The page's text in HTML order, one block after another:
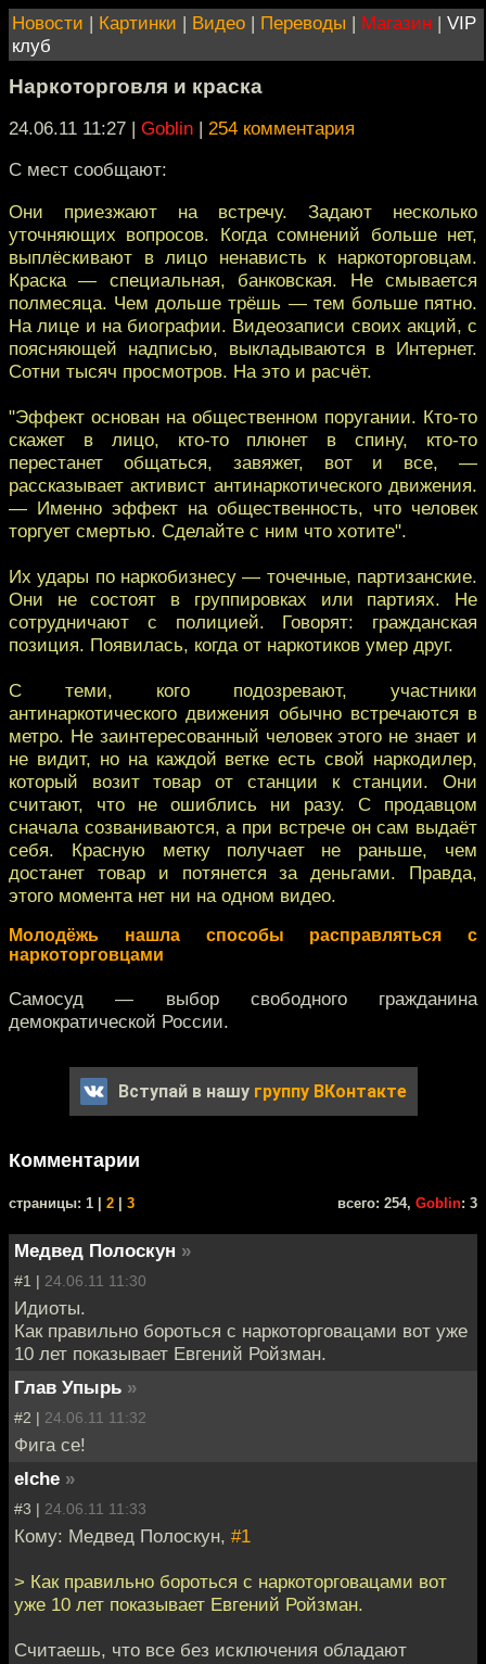
Новости | Картинки | Видео | Переводы | Магазин | VIP
клуб
Наркоторговля и краска
24.06.11 11:27 | Goblin | 254 комментария
С мест сообщают:
Они приезжают на встречу. Задают несколько
уточняющих вопросов. Когда сомнений больше нет,
выплёскивают в лицо ненависть к наркоторговцам.
Краска — специальная, банковская. Не смывается
полмесяца. Чем дольше трёшь — тем больше пятно.
На лице и на биографии. Видеозаписи своих акций, с
поясняющей надписью, выкладываются в Интернет.
Сотни тысяч просмотров. На это и расчёт.
"Эффект основан на общественном поругании. Кто-то
скажет в лицо, кто-то плюнет в спину, кто-то
перестанет общаться, завяжет, вот и все, —
рассказывает активист антинаркотического движения.
— Именно эффект на общественность, что человек
торгует смертью. Сделайте с ним что хотите".
Их удары по наркобизнесу — точечные, партизанские.
Они не состоят в группировках или партиях. Не
сотрудничают с полицией. Говорят: гражданская
позиция. Появилась, когда от наркотиков умер друг.
С теми, кого подозревают, участники
антинаркотического движения обычно встречаются в
метро. Не заинтересованный человек этого не знает и
не видит, но на каждой ветке есть свой наркодилер,
который возит товар от станции к станции. Они
считают, что не ошиблись ни разу. С продавцом
сначала созваниваются, а при встрече он сам выдаёт
себя. Красную метку получает не раньше, чем
достанет товар и потянется за деньгами. Правда,
этого момента нет ни на одном видео.
Молодёжь нашла способы расправляться с
наркоторговцами
Самосуд — выбор свободного гражданина
демократической России.
Вступай в нашу группу ВКонтакте
Комментарии
cтраницы: 1 | 2 3 всего: 254, Goblin: 3
Медвед Полоскун »
#1 | 24.06.11 11:30
Идиоты.
Как правильно бороться с наркоторговацами вот уже
10 лет показывает Евгений Ройзман.
Глав Упырь »
#2 | 24.06.11 11:32
Фига се!
elche »
#3 | 24.06.11 11:33
Кому: Медвед Полоскун, #1
> Как правильно бороться с наркоторговацами вот
уже 10 лет показывает Евгений Ройзман.
Считаешь, что все без исключения обладают